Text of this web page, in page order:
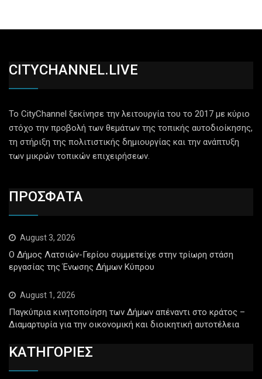
CITYCHANNEL.LIVE
Το CityChannel ξεκίνησε την λειτουργία του το 2017 με κύριο
στόχο την προβολή των θεμάτων της τοπικής αυτοδιοίκησης,
τη στήριξη της πολιτιστικής δημιουργίας και την ανάπτυξη
των μικρών τοπικών επιχειρήσεων.
ΠΡΟΣΦΑΤΑ
August 3, 2026
Ο Δήμος Λατσιών-Γερίου συμμετείχε στην τρίωρη στάση
εργασίας της Ένωσης Δήμων Κύπρου
August 1, 2026
Παγκύπρια κινητοποίηση των Δήμων απέναντι στο κράτος –
Διαμαρτυρία για την οικονομική και διοικητική αυτοτέλεια
ΚΑΤΗΓΟΡΙΕΣ